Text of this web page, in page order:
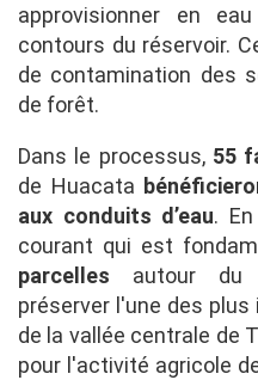
approvisionner en
contours du réservoir.
de contamination des
de forêt.
Dans le processus, 55
de Huacata
aux conduits d’eau.
courant qui est
parcelles autour du
préserver l'une des
de la vallée centrale de
pour l'activité agricole